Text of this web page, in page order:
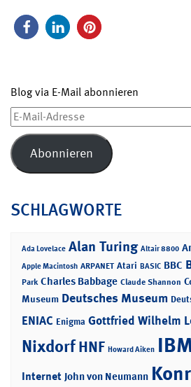
Blog via E-Mail abonnieren
E-
Mail-
Adresse
Abonnieren
SCHLAGWORTE
Ada Lovelace Alan Turing Altair 8800
Apple Macintosh ARPANET Atari BASIC BBC
Park Charles Babbage Claude Shannon
Museum Deutsches Museum
ENIAC Enigma Gottfried Wilhelm
NixdorfHNF Howard Aiken
Internet John von Neumann